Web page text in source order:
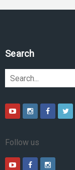
Search
Follow us